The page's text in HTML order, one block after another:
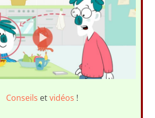
Conseils etvidéos !